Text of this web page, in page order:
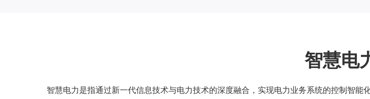
智慧电
智慧电力是指通过新一代信息技术与电力技术的深度融合，实现电力业务系统的控制智能